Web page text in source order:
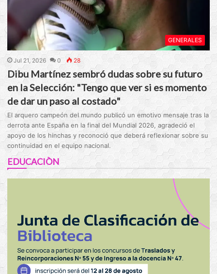
GENERALES
Jul 21, 2026 0 28
Dibu Martínez sembró dudas sobre su futuro
en la Selección: "Tengo que ver si es momento
de dar un paso al costado"
El arquero campeón del mundo publicó un emotivo mensaje tras la
derrota ante España en la final del Mundial 2026, agradeció el
apoyo de los hinchas y reconoció que deberá reflexionar sobre su
continuidad en el equipo nacional.
EDUCACIÒN